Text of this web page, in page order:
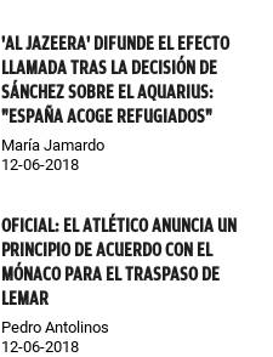
'AL JAZEERA' DIFUNDE EL EFECTO
LLAMADA TRAS LA DECISIÓN DE
SÁNCHEZ SOBRE EL AQUARIUS:
"ESPAÑA ACOGE REFUGIADOS"
María Jamardo
12-06-2018
OFICIAL: EL ATLÉTICO ANUNCIA UN
PRINCIPIO DE ACUERDO CON EL
MÓNACO PARA EL TRASPASO DE
LEMAR
Pedro Antolinos
12-06-2018